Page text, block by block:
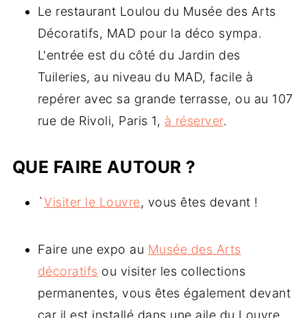
Le restaurant Loulou du Musée des Arts
Décoratifs, MAD pour la déco sympa.
L'entrée est du côté du Jardin des
Tuileries, au niveau du MAD, facile à
repérer avec sa grande terrasse, ou au 107
rue de Rivoli, Paris 1, à réserver.
QUE FAIRE AUTOUR ?
`Visiter le Louvre, vous êtes devant !
Faire une expo au Musée des Arts
décoratifs ou visiter les collections
permanentes, vous êtes également devant